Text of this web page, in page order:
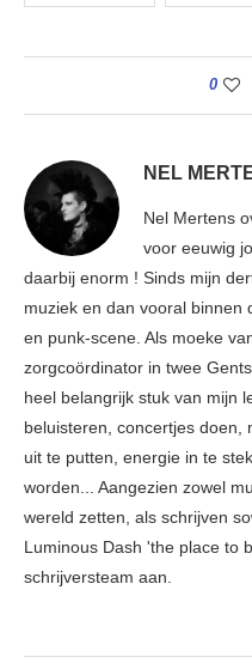
0
NEL
Nel Mertens
voor eeuwig
daarbij enorm ! Sinds mijn
muziek en dan vooral binnen
en punk-scene. Als moeke
zorgcoördinator in twee
heel belangrijk stuk van mijn
beluisteren, concertjes doen,
uit te putten, energie in te
worden... Aangezien zowel
wereld zetten, als schrijven
Luminous Dash 'the place to
schrijversteam aan.